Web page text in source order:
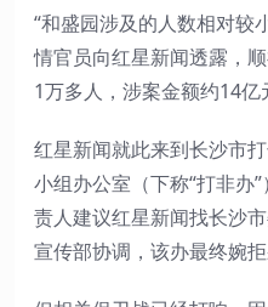
“和盛园涉及的人数相对较
情官员向红星新闻透露，
1万多人，涉案金额约14亿
红星新闻就此来到长沙市
小组办公室（下称“打非办
责人建议红星新闻找长沙
宣传部协调，该办最终婉拒